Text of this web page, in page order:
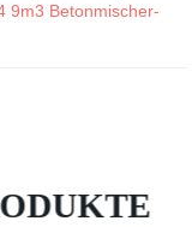
9m3 Betonmischer-